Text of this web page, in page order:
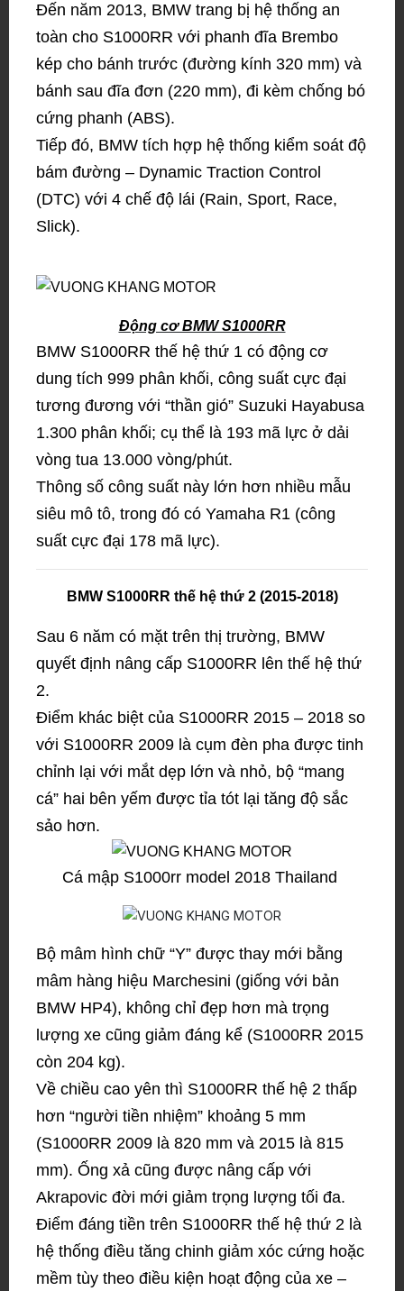
Đến năm 2013, BMW trang bị hệ thống an
toàn cho S1000RR với phanh đĩa Brembo
kép cho bánh trước (đường kính 320 mm) và
bánh sau đĩa đơn (220 mm), đi kèm chống bó
cứng phanh (ABS).
Tiếp đó, BMW tích hợp hệ thống kiểm soát độ
bám đường – Dynamic Traction Control
(DTC) với 4 chế độ lái (Rain, Sport, Race,
Slick).
Động cơ BMW S1000RR
BMW S1000RR thế hệ thứ 1 có động cơ
dung tích 999 phân khối, công suất cực đại
tương đương với “thần gió” Suzuki Hayabusa
1.300 phân khối; cụ thể là 193 mã lực ở dải
vòng tua 13.000 vòng/phút.
Thông số công suất này lớn hơn nhiều mẫu
siêu mô tô, trong đó có Yamaha R1 (công
suất cực đại 178 mã lực).
BMW S1000RR thế hệ thứ 2 (2015-2018)
Sau 6 năm có mặt trên thị trường, BMW
quyết định nâng cấp S1000RR lên thế hệ thứ
2.
Điểm khác biệt của S1000RR 2015 – 2018 so
với S1000RR 2009 là cụm đèn pha được tinh
chỉnh lại với mắt dẹp lớn và nhỏ, bộ “mang
cá” hai bên yếm được tỉa tót lại tăng độ sắc
sảo hơn.
Cá mập S1000rr model 2018 Thailand
Bộ mâm hình chữ “Y” được thay mới bằng
mâm hàng hiệu Marchesini (giống với bản
BMW HP4), không chỉ đẹp hơn mà trọng
lượng xe cũng giảm đáng kể (S1000RR 2015
còn 204 kg).
Về chiều cao yên thì S1000RR thế hệ 2 thấp
hơn “người tiền nhiệm” khoảng 5 mm
(S1000RR 2009 là 820 mm và 2015 là 815
mm). Ống xả cũng được nâng cấp với
Akrapovic đời mới giảm trọng lượng tối đa.
Điểm đáng tiền trên S1000RR thế hệ thứ 2 là
hệ thống điều tăng chinh giảm xóc cứng hoặc
mềm tùy theo điều kiện hoạt động của xe –